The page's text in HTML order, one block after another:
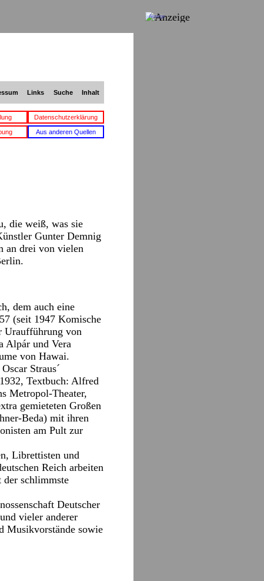
Links Suche Inhalt
Datenschutzerklärung
Aus anderen Quellen
die weiß, was sie
Gunter Demnig
an drei von vielen
dem auch eine
(seit 1947 Komische
Uraufführung von
Alpár und Vera
von Hawai.
Straus´
Textbuch: Alfred
Metropol-Theater,
gemieteten Großen
Beda) mit ihren
am Pult zur
Librettisten und
Reich arbeiten
der schlimmste
Deutscher
vieler anderer
Musikvorstände sowie
Anzeige